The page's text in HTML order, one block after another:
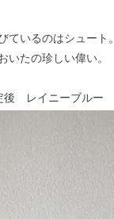
ているのはシュート。
いたの珍しい偉い。
レイニーブルー